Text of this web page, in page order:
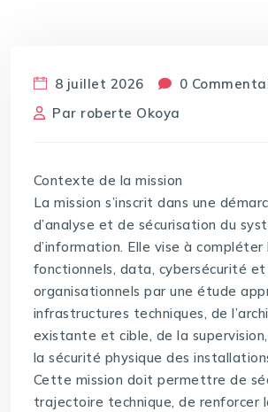
8 juillet 2026
0
Par roberte Okoya
Contexte de la mission
La mission s’inscrit dans une
d’analyse et de sécurisation du
d’information. Elle vise à compléter
fonctionnels, data, cybersécurité et
organisationnels par une étude
infrastructures techniques, de
existante et cible, de la
la sécurité physique des
Cette mission doit permettre de
trajectoire technique, de renforcer